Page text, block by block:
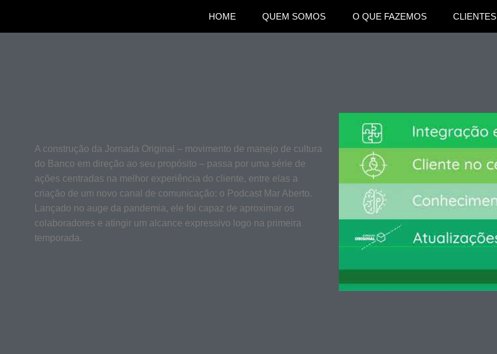
HOME QUEM SOMOS O QUE FAZEMOS CLIENTES
A construção da Jornada Original – movimento de manejo de cultura
do Banco em direção ao seu propósito – passa por uma série de
ações centradas na melhor experiência do cliente, entre elas a
criação de um novo canal de comunicação: o Podcast Mar Aberto.
Lançado no auge da pandemia, ele foi capaz de aproximar os
colaboradores e atingir um alcance expressivo logo na primeira
temporada.